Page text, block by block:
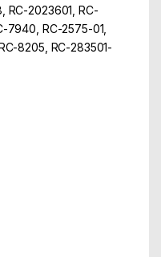
RC-2023601, RC-
7940, RC-2575-01,
8205, RC-283501-